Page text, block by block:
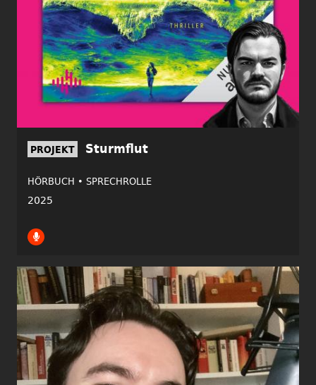
PROJEKT Sturmflut
HÖRBUCH • SPRECHROLLE
2025